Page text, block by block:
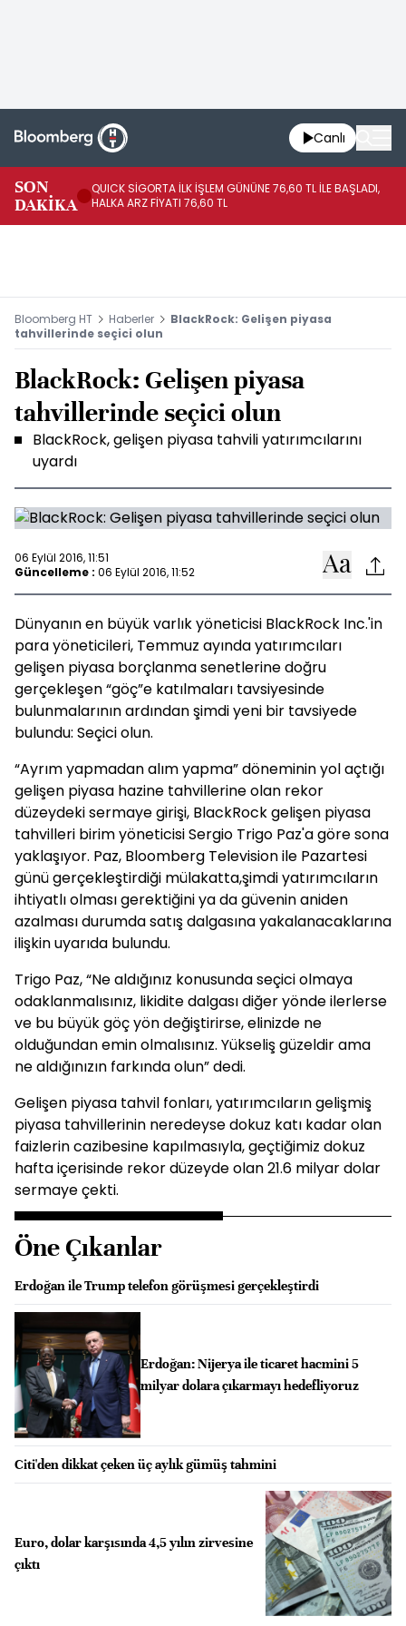
Canlı
SON
DAKİKA
QUICK SİGORTA İLK İŞLEM GÜNÜNE 76,60 TL İLE BAŞLADI,
HALKA ARZ FİYATI 76,60 TL
Bloomberg HT Haberler
BlackRock: Gelişen piyasa
tahvillerinde seçici olun
BlackRock: Gelişen piyasa
tahvillerinde seçici olun
BlackRock, gelişen piyasa tahvili yatırımcılarını
uyardı
06 Eylül 2016, 11:51
Güncelleme : 06 Eylül 2016, 11:52
Dünyanın en büyük varlık yöneticisi BlackRock Inc.'in
para yöneticileri, Temmuz ayında yatırımcıları
gelişen piyasa borçlanma senetlerine doğru
gerçekleşen “göç”e katılmaları tavsiyesinde
bulunmalarının ardından şimdi yeni bir tavsiyede
bulundu: Seçici olun.
“Ayrım yapmadan alım yapma” döneminin yol açtığı
gelişen piyasa hazine tahvillerine olan rekor
düzeydeki sermaye girişi, BlackRock gelişen piyasa
tahvilleri birim yöneticisi Sergio Trigo Paz'a göre sona
yaklaşıyor. Paz, Bloomberg Television ile Pazartesi
günü gerçekleştirdiği mülakatta,şimdi yatırımcıların
ihtiyatlı olması gerektiğini ya da güvenin aniden
azalması durumda satış dalgasına yakalanacaklarına
ilişkin uyarıda bulundu.
Trigo Paz, “Ne aldığınız konusunda seçici olmaya
odaklanmalısınız, likidite dalgası diğer yönde ilerlerse
ve bu büyük göç yön değiştirirse, elinizde ne
olduğundan emin olmalısınız. Yükseliş güzeldir ama
ne aldığınızın farkında olun” dedi.
Gelişen piyasa tahvil fonları, yatırımcıların gelişmiş
piyasa tahvillerinin neredeyse dokuz katı kadar olan
faizlerin cazibesine kapılmasıyla, geçtiğimiz dokuz
hafta içerisinde rekor düzeyde olan 21.6 milyar dolar
sermaye çekti.
Öne Çıkanlar
Erdoğan ile Trump telefon görüşmesi gerçekleştirdi
Erdoğan: Nijerya ile ticaret hacmini 5
milyar dolara çıkarmayı hedefliyoruz
Citi'den dikkat çeken üç aylık gümüş tahmini
Euro, dolar karşısında 4,5 yılın zirvesine
çıktı